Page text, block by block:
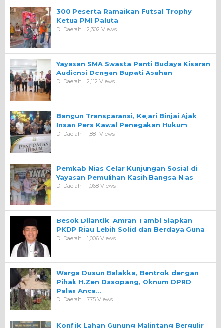
300 Peserta Ramaikan Futsal Trophy
Ketua PMI Paluta
Di Daerah 2,302 Views
Yayasan SMA Swasta Panti Budaya Kisaran
Audiensi Dengan Bupati Asahan
Di Daerah 2,112 Views
Bangun Transparansi, Kejari Binjai Ajak
Insan Pers Kawal Penegakan Hukum
Di Daerah 1,881 Views
Pemkab Nias Gelar Kunjungan Sosial di
Yayasan Pemulihan Kasih Bangsa Nias
Di Daerah 1,068 Views
Besok Dilantik, Amran Tambi Siapkan
PKDP Riau Lebih Solid dan Berdaya Guna
Di Daerah 1,006 Views
Warga Dusun Balakka, Bentrok dengan
Pihak H.Zen Dasopang, Oknum DPRD
Palas Anca…
Di Daerah 775 Views
Konflik Lahan Gunung Malintang Bergulir